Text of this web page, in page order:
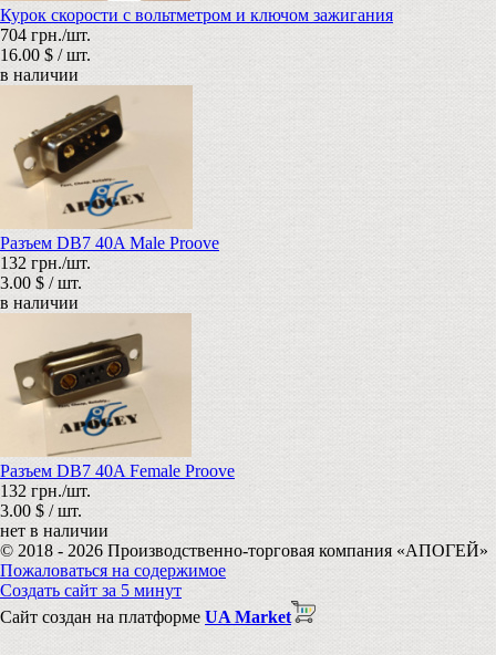
Курок скорости с вольтметром и ключом зажигания
704 грн./шт.
16.00 $ / шт.
в наличии
Разъем DB7 40A Male Proove
132 грн./шт.
3.00 $ / шт.
в наличии
Разъем DB7 40A Female Proove
132 грн./шт.
3.00 $ / шт.
нет в наличии
© 2018 - 2026 Производственно-торговая компания «АПОГЕЙ»
Пожаловаться на содержимое
Создать сайт за 5 минут
Сайт создан на платформе UA Market